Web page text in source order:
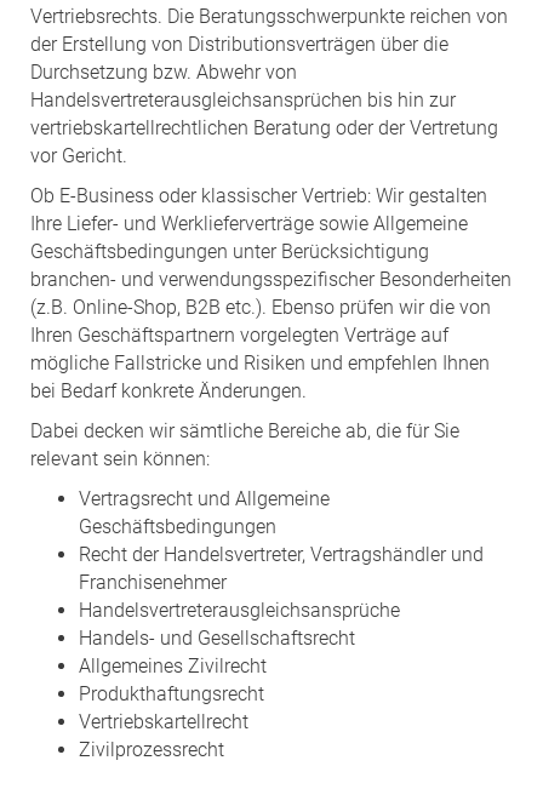
Vertriebsrechts. Die Beratungsschwerpunkte reichen von
der Erstellung von Distributionsverträgen über die
Durchsetzung bzw. Abwehr von
Handelsvertreterausgleichsansprüchen bis hin zur
vertriebskartellrechtlichen Beratung oder der Vertretung
vor Gericht.
Ob E-Business oder klassischer Vertrieb: Wir gestalten
Ihre Liefer- und Werklieferverträge sowie Allgemeine
Geschäftsbedingungen unter Berücksichtigung
branchen- und verwendungsspezifischer Besonderheiten
(z.B. Online-Shop, B2B etc.). Ebenso prüfen wir die von
Ihren Geschäftspartnern vorgelegten Verträge auf
mögliche Fallstricke und Risiken und empfehlen Ihnen
bei Bedarf konkrete Änderungen.
Dabei decken wir sämtliche Bereiche ab, die für Sie
relevant sein können:
Vertragsrecht und Allgemeine
Geschäftsbedingungen
Recht der Handelsvertreter, Vertragshändler und
Franchisenehmer
Handelsvertreterausgleichsansprüche
Handels- und Gesellschaftsrecht
Allgemeines Zivilrecht
Produkthaftungsrecht
Vertriebskartellrecht
Zivilprozessrecht